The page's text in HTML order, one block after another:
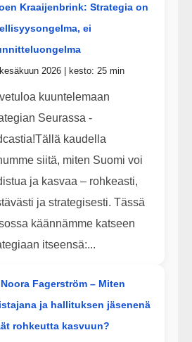
Kraaijenbrink: Strategia on
ei
2026 | kesto: 25 min
kuuntelemaan
Seurassa -
kaudella
siitä, miten Suomi voi
ja kasvaa – rohkeasti,
ja strategisesti. Tässä
käännämme katseen
itseensä:...
Fagerström – Miten
ja hallituksen jäsenenä
rohkeutta kasvuun?